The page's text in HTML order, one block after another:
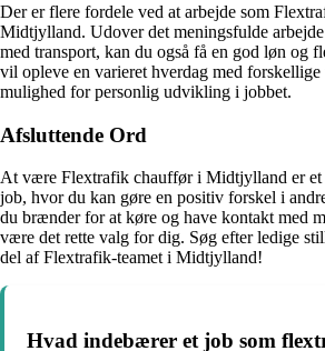
Der er flere fordele ved at arbejde som
Midtjylland. Udover det meningsfulde
med transport, kan du også få en god løn og
vil opleve en varieret hverdag med
mulighed for personlig udvikling i jobbet.
Afsluttende Ord
At være Flextrafik chauffør i Midtjylland er et
job, hvor du kan gøre en positiv forskel i
du brænder for at køre og have kontakt med
være det rette valg for dig. Søg efter ledige
del af Flextrafik-teamet i Midtjylland!
Hvad indebærer et job som